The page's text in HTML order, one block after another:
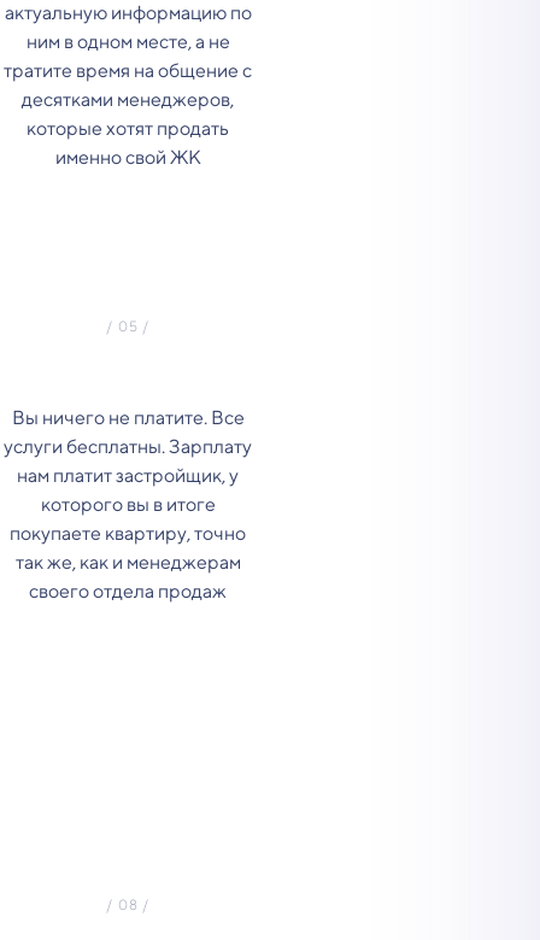
актуальную информацию по
ним в одном месте, а не
тратите время на общение с
десятками менеджеров,
которые хотят продать
именно свой ЖК
Вы ничего не платите. Все
услуги бесплатны. Зарплату
нам платит застройщик, у
которого вы в итоге
покупаете квартиру, точно
так же, как и менеджерам
своего отдела продаж